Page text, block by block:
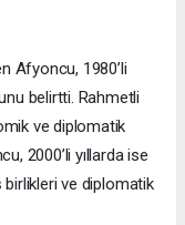
Afyoncu, 1980’li
belirtti. Rahmetli
ve diplomatik
2000’li yıllarda ise
birlikleri ve diplomatik